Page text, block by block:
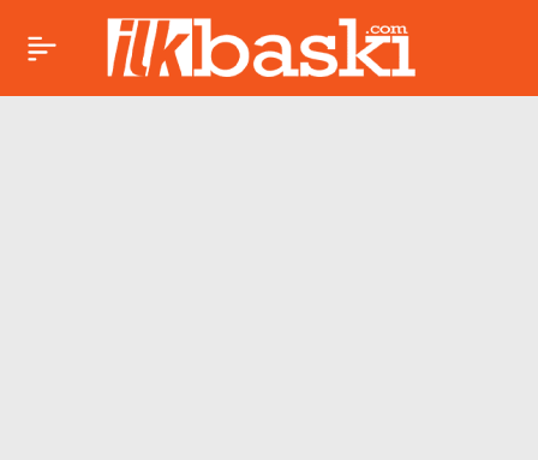
E-ticaret verileri
ortaya koydu: